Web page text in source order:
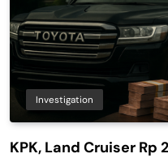
Investigation
KPK, Land Cruiser Rp